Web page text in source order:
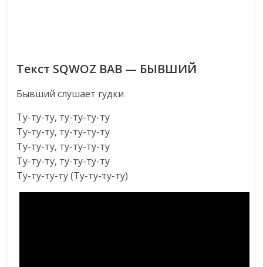
Текст SQWOZ BAB — БЫВШИЙ
Бывший слушает гудки
Ту-ту-ту, ту-ту-ту-ту
Ту-ту-ту, ту-ту-ту-ту
Ту-ту-ту, ту-ту-ту-ту
Ту-ту-ту, ту-ту-ту-ту
Ту-ту-ту-ту (Ту-ту-ту-ту)